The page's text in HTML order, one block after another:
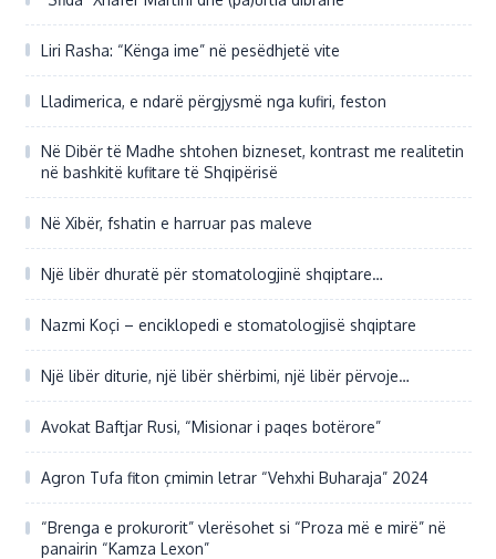
Liri Rasha: “Kënga ime” në pesëdhjetë vite
Lladimerica, e ndarë përgjysmë nga kufiri, feston
Në Dibër të Madhe shtohen bizneset, kontrast me realitetin
në bashkitë kufitare të Shqipërisë
Në Xibër, fshatin e harruar pas maleve
Një libër dhuratë për stomatologjinë shqiptare…
Nazmi Koçi – enciklopedi e stomatologjisë shqiptare
Një libër diturie, një libër shërbimi, një libër përvoje…
Avokat Baftjar Rusi, “Misionar i paqes botërore”
Agron Tufa fiton çmimin letrar “Vehxhi Buharaja” 2024
“Brenga e prokurorit” vlerësohet si “Proza më e mirë” në
panairin “Kamza Lexon”